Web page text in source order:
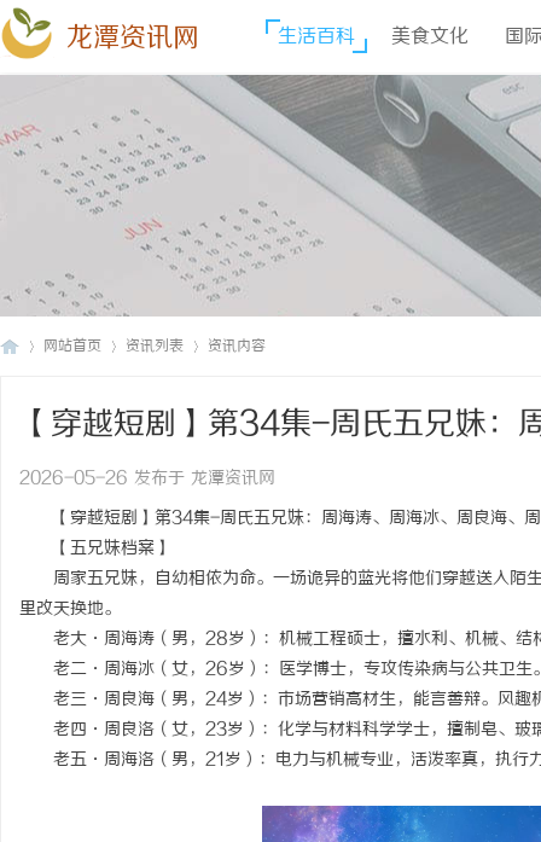
龙潭资讯网 生活百科 美食文化 国
网站首页 资讯列表 资讯内容
【穿越短剧】第34集-周氏五兄妹：
周海洛——海冰的病
2026-05-26 发布于 龙潭资讯网
【穿越短剧】第34集-周氏五兄妹：周海涛、周海冰、周良海
【五兄妹档案】
周家五兄妹，自幼相依为命。一场诡异的蓝光将他们穿越送入
里改天换地。
老大·周海涛（男，28岁）：机械工程硕士，擅水利、机械、结
老二·周海冰（女，26岁）：医学博士，专攻传染病与公共卫生
老三·周良海（男，24岁）：市场营销高材生，能言善辩。风趣
老四·周良洛（女，23岁）：化学与材料科学学士，擅制皂、玻
老五·周海洛（男，21岁）：电力与机械专业，活泼率真，执行